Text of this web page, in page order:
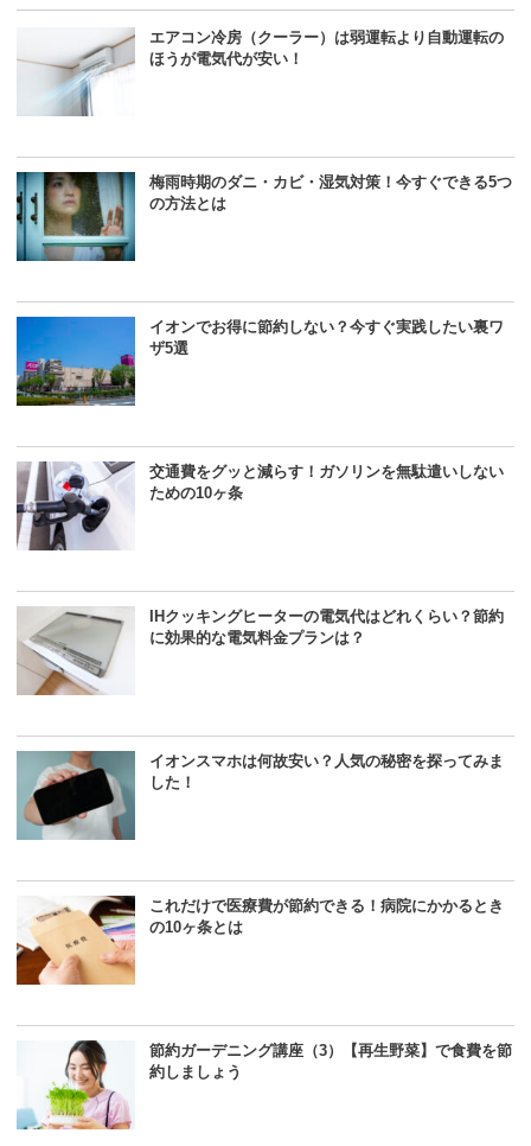
エアコン冷房（クーラー）は弱運転より自動運転の
ほうが電気代が安い！
梅雨時期のダニ・カビ・湿気対策！今すぐできる5つ
の方法とは
イオンでお得に節約しない？今すぐ実践したい裏ワ
ザ5選
交通費をグッと減らす！ガソリンを無駄遣いしない
ための10ヶ条
IHクッキングヒーターの電気代はどれくらい？節約
に効果的な電気料金プランは？
イオンスマホは何故安い？人気の秘密を探ってみま
した！
これだけで医療費が節約できる！病院にかかるとき
の10ヶ条とは
節約ガーデニング講座（3）【再生野菜】で食費を節
約しましょう